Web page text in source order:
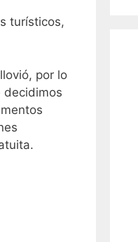
turísticos,
por lo
decidimos